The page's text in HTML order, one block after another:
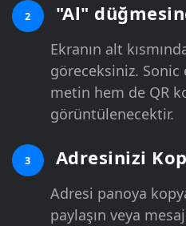
2 "Al"
Ekranın alt
göreceksiniz.
metin hem de QR
görüntülenecektir.
3 Adresinizi
Adresi panoya
paylaşın veya